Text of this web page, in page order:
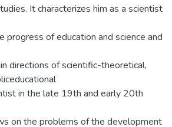
It characterizes him as a scientist
progress of education and science and
directions of scientific-theoretical,
in the late 19th and early 20th
on the problems of the development